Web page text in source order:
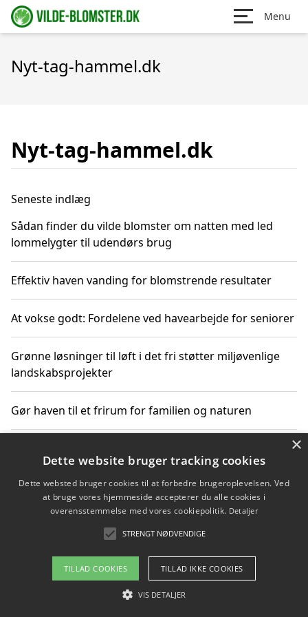
Menu
Nyt-tag-hammel.dk
Nyt-tag-hammel.dk
Seneste indlæg
Sådan finder du vilde blomster om natten med led
lommelygter til udendørs brug
Effektiv haven vanding for blomstrende resultater
At vokse godt: Fordelene ved havearbejde for seniorer
Grønne løsninger til løft i det fri støtter miljøvenlige
landskabsprojekter
Gør haven til et frirum for familien og naturen
Om / kontakt
Blog Betingelser
×
Dette website bruger tracking cookies
Dette websted bruger cookies til at forbedre brugeroplevelsen. Ved
at bruge vores hjemmeside accepterer du alle cookies i
overensstemmelse med vores cookiepolitik. Detaljer
STRENGT NØDVENDIGE
TILLAD COOKIES TILLAD IKKE COOKIES
VIS DETALJER